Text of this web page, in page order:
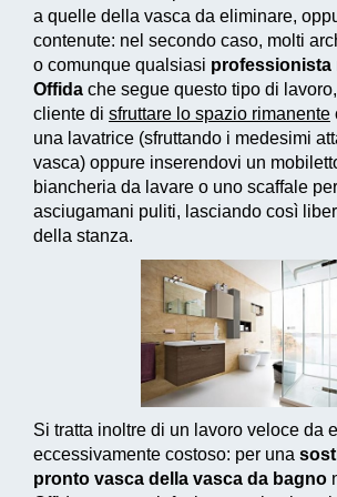
a quelle della vasca da eliminare,
contenute: nel secondo caso, molti
o comunque qualsiasi professionista
Offida che segue questo tipo di
cliente di sfruttare lo spazio rimanente
una lavatrice (sfruttando i medesimi
vasca) oppure inserendovi un
biancheria da lavare o uno scaffale
asciugamani puliti, lasciando così
della stanza.
Si tratta inoltre di un lavoro veloce da
eccessivamente costoso: per una
pronto vasca della vasca da bagno